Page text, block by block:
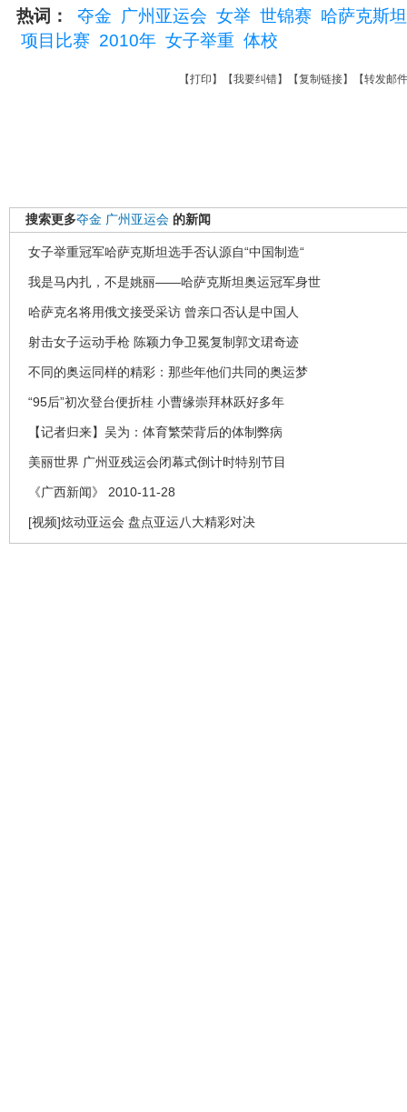
热词： 夺金 广州亚运会 女举 世锦赛 哈萨克斯坦
项目比赛 2010年 女子举重 体校
【打印 】【我要纠错】【复制链接】【转发邮件
搜索更多夺金 广州亚运会 的新闻
女子举重冠军哈萨克斯坦选手否认源自“中国制造“
我是马内扎，不是姚丽——哈萨克斯坦奥运冠军身世
哈萨克名将用俄文接受采访 曾亲口否认是中国人
射击女子运动手枪 陈颖力争卫冕复制郭文珺奇迹
不同的奥运同样的精彩：那些年他们共同的奥运梦
“95后”初次登台便折桂 小曹缘崇拜林跃好多年
【记者归来】吴为：体育繁荣背后的体制弊病
美丽世界 广州亚残运会闭幕式倒计时特别节目
《广西新闻》 2010-11-28
[视频]炫动亚运会 盘点亚运八大精彩对决